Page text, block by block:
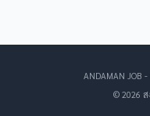
ANDAMAN JOB
© 2026